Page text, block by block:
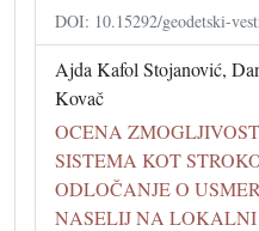
DOI: 10.15292/geodetski-
Ajda Kafol Stojanović,
Kovač
OCENA
SISTEMA KOT
ODLOČANJE O
NASELIJ NA